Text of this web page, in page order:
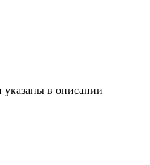
указаны в описании